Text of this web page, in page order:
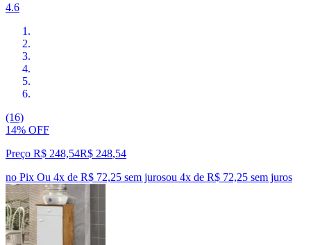
4.6
(16)
14% OFF
Preço R$ 248,54R$ 248,54
no Pix Ou 4x de R$ 72,25 sem jurosou 4x de R$ 72,25 sem juros